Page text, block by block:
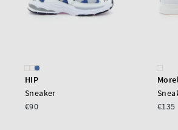
HIP
Sneaker
€90
€135